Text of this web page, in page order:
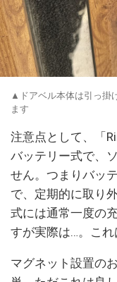
▲ドアベル本体は引っ掛
ます
注意点として、「
バッテリー式で、
せん。つまりバッ
で、定期的に取り
式には通常一度の
すが実際は…。これ
マグネット設置の